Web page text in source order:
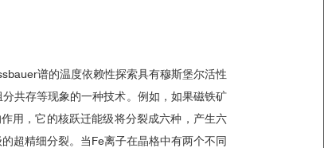
谱的温度依赖性探索具有穆斯堡尔活性
共存等现象的一种技术。例如，如果磁铁矿
用，它的核跃迁能级将分裂成六种，产生六
超精细分裂。当Fe离子在晶格中有两个不同